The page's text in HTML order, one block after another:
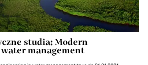
studia: Modern
management